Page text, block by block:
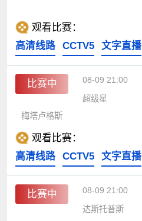
观看比赛：
高清线路
CCTV5 文字直播
比赛中 08-09 21:00
超级星
梅塔卢格斯
观看比赛：
高清线路
CCTV5 文字直播
比赛中 08-09 21:00
达斯托普斯